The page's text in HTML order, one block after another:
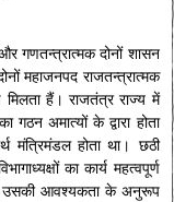
गणतन्त्रात्मक दोनों शासन
महाजनपद राजतन्त्रात्मक
मिलता हैं। राजतंत्र राज्य में
अमात्यों के द्वारा होता
मंत्रिमंडल होता था। छठी
का कार्य महत्वपूर्ण
उसकी आवश्यकता के अनुरूप